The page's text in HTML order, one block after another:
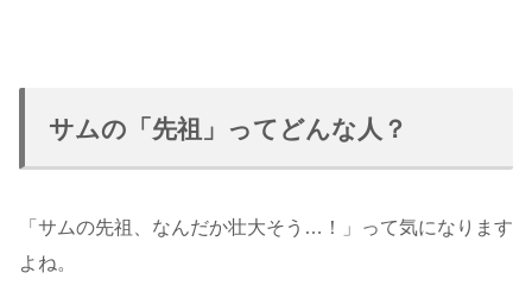
サムの「先祖」ってどんな人？
「サムの先祖、なんだか壮大そう…！」って気になります
よね。